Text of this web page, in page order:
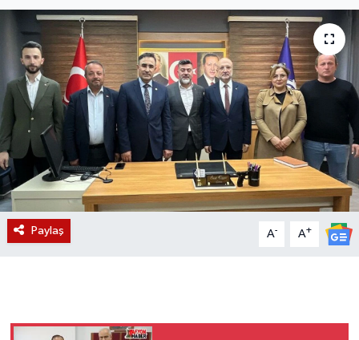
Paylaş A- A+
Etkinlikler